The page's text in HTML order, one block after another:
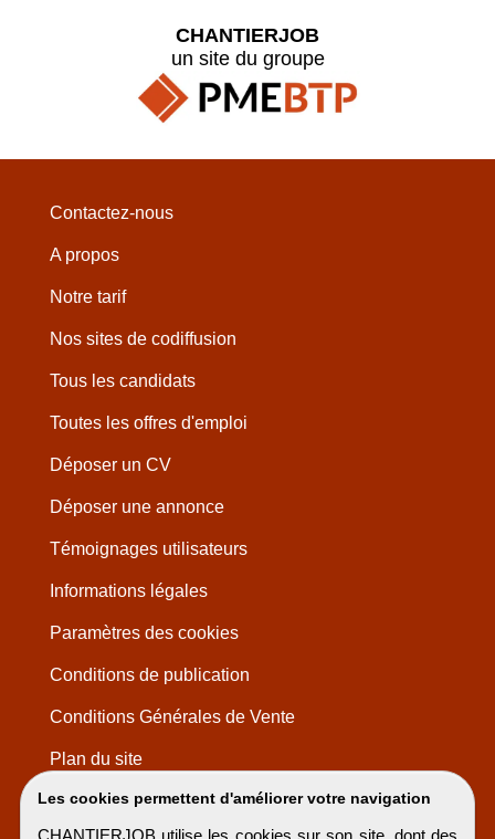
Les cookies permettent d'améliorer votre navigation
CHANTIERJOB utilise les cookies sur son site, dont des
CHANTIERJOB
un site du groupe
Contactez-nous
A propos
Notre tarif
Nos sites de codiffusion
Tous les candidats
Toutes les offres d'emploi
Déposer un CV
Déposer une annonce
Témoignages utilisateurs
Informations légales
Paramètres des cookies
Conditions de publication
Conditions Générales de Vente
Plan du site